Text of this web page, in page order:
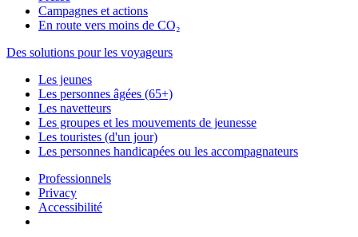
Campagnes et actions
En route vers moins de CO₂
Des solutions pour les voyageurs
Les jeunes
Les personnes âgées (65+)
Les navetteurs
Les groupes et les mouvements de jeunesse
Les touristes (d'un jour)
Les personnes handicapées ou les accompagnateurs
Professionnels
Privacy
Accessibilité